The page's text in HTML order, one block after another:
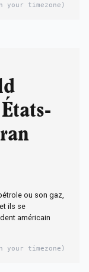
your timezone)
ou son gaz,
ils se
américain
your timezone)